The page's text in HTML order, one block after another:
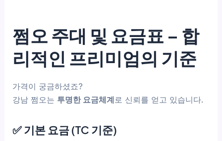
쩜오 주대 및 요금표 – 합
리적인 프리미엄의 기준
가격이 궁금하셨죠?
강남 쩜오는 투명한 요금체계로 신뢰를 얻고 있습니다.
✅ 기본 요금 (TC 기준)